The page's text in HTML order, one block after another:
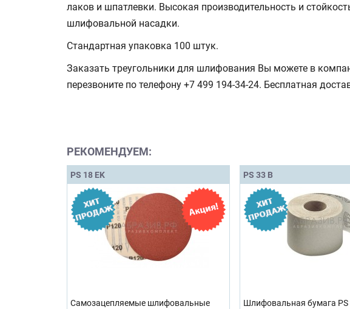
лаков и шпатлевки. Высокая производительность и
шлифовальной насадки.
Стандартная упаковка 100 штук.
Заказать треугольники для шлифования Вы можете в
перезвоните по телефону +7 499 194-34-24. Бесплатная
РЕКОМЕНДУЕМ:
PS 18 EK
Самозацепляемые шлифовальные
PS 33 B
Шлифовальная бумага PS